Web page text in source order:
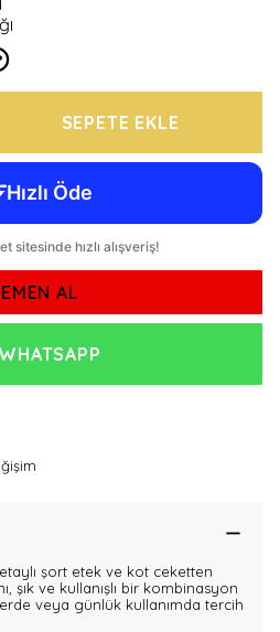
SEPETE EKLE
AL
WHATSAPP
şort etek ve kot ceketten
şık ve kullanışlı bir kombinasyon
veya günlük kullanımda tercih